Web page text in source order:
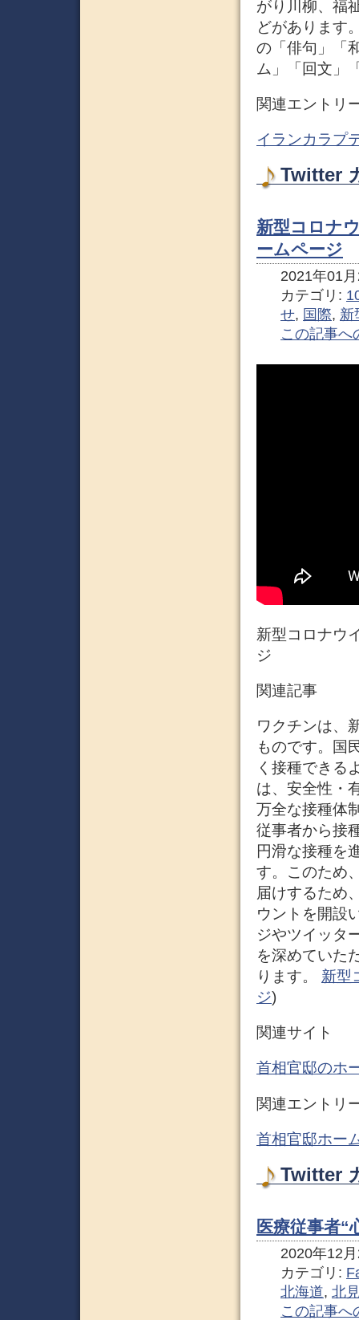
がり川柳、福
どがあります
の「俳句」「
ム」「回文」
関連エントリ
イランカラプ
Twitter
新型コロナ
ームページ
2021年01
カテゴリ:
せ, 国際, 新
この記事へ
新型コロナウ
ジ
関連記事
ワクチンは、
ものです。国
く接種できる
は、安全性・
万全な接種体
従事者から接
円滑な接種を
す。このため
届けするため
ウントを開設
ジやツイッタ
を深めていた
ります。 新型
ジ)
関連サイト
首相官邸のホ
関連エントリ
首相官邸ホー
Twitter
医療従事者“
2020年12
カテゴリ:
北海道, 北
この記事へ